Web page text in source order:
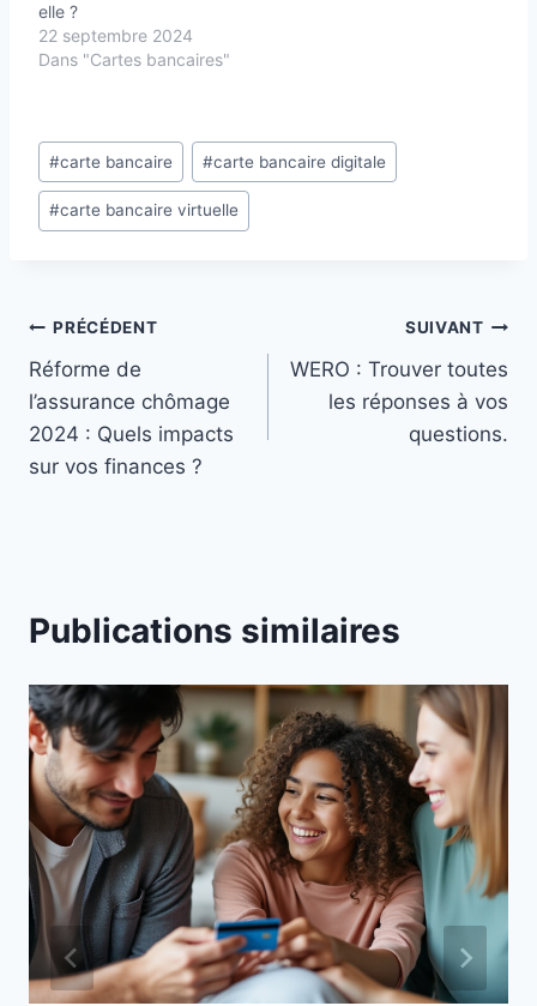
elle ?
22 septembre 2024
Dans "Cartes bancaires"
Étiquettes
de
la
#carte bancaire #carte bancaire digitale
#carte bancaire virtuelle
Navigation
de
l’article
PRÉCÉDENT
Réforme de
l’assurance chômage
2024 : Quels impacts
sur vos finances ?
SUIVANT
WERO : Trouver toutes
les réponses à vos
questions.
Publications similaires